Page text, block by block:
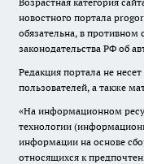
новостного портала
обязательна, в противном
законодательства РФ об
Редакция портала не
пользователей, а также
«На информационном
технологии
информации на основе
относящихся к